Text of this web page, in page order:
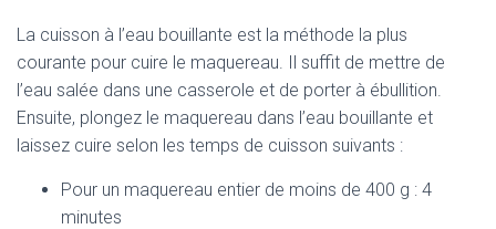
La cuisson à l’eau bouillante est la méthode la plus
courante pour cuire le maquereau. Il suffit de mettre de
l’eau salée dans une casserole et de porter à ébullition.
Ensuite, plongez le maquereau dans l’eau bouillante et
laissez cuire selon les temps de cuisson suivants :
Pour un maquereau entier de moins de 400 g : 4
minutes